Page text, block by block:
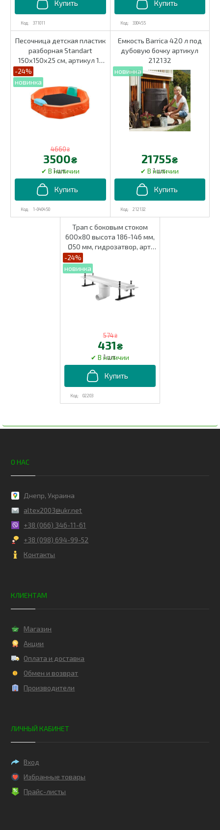
371011 330455
Песочница детская пластик
разборная Standart
150х150х25 см, артикул 1-
1-040450
-24%
4660₴
3500₴
1 шт.
Емкость Barrica 420 л под
дубовую бочку артикул
212132
212132
21755₴
1 шт.
Трап c боковым стоком
600х80 высота 186-146 мм,
Ø50 мм, гидрозатвор, арт.
02203
-24%
574₴
431₴
1 шт.
О НАС
Днепр, Украина
altex2003@ukr.net
+38 (066) 346-11-61
+38 (098) 694-99-52
Контакты
КЛИЕНТАМ
Магазин
Акции
Оплата и доставка
Обмен и возврат
Производители
ЛИЧНЫЙ КАБИНЕТ
Вход
Избранные товары
Прайс-листы